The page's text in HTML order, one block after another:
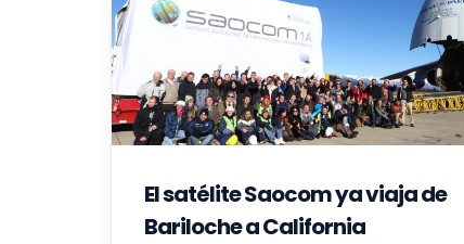
El satélite Saocom ya viaja de
Bariloche a California